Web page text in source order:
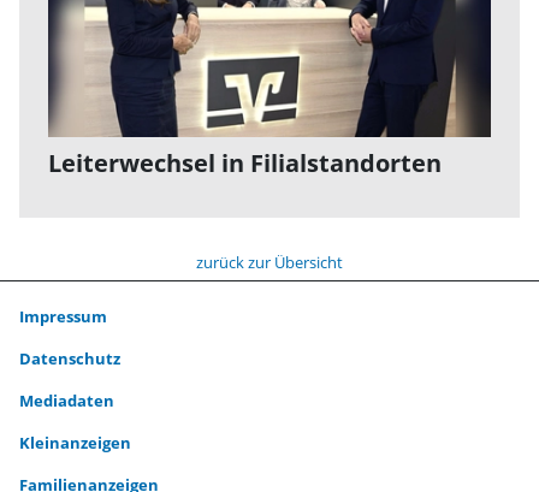
Leiterwechsel in Filialstandorten
zurück zur Übersicht
Impressum
Datenschutz
Mediadaten
Kleinanzeigen
Familienanzeigen